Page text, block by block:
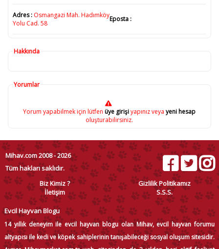
Adres : Osmangazi Mah. Hadımköy
Yolu Cad. 58
Eposta :
Hakkında
Yorumlar
Yorum yapabilmek için lütfen üye girişiyapınız veya yeni hesap
oluşturabilirsiniz.
Mihav.com 2008 - 2026
Tüm hakları saklıdır.
Biz Kimiz ?
Gizlilik Politikamız
İletişim
S.S.S.
Evcil Hayvan Blogu
14 yıllık deneyim ile evcil hayvan blogu olan Mihav, evcil hayvan forumu
altyapısı ile kedi ve köpek sahiplerinin tanışabileceği sosyal oluşum sitesidir.